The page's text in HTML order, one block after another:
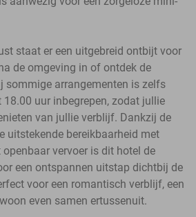
staat er een uitgebreid ontbijt voor
de omgeving in of ontdek de
sommige arrangementen is zelfs
18.00 uur inbegrepen, zodat jullie
van jullie verblijf. Dankzij de
uitstekende bereikbaarheid met
vervoer is dit hotel de
een ontspannen uitstap dichtbij de
voor een romantisch verblijf, een
even samen ertussenuit.